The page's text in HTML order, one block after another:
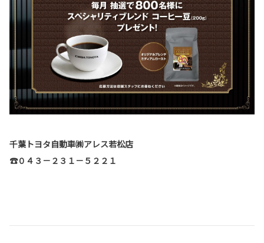
千葉トヨタ自動車㈱アレス若松店
☎０４３－２３１－５２２１